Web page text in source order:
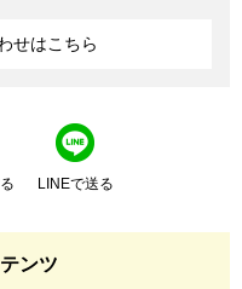
せはこちら
LINEで送る
ンツ